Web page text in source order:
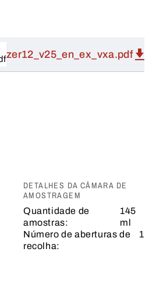
zer12_v25_en_ex_vxa.pdf
DETALHES DA CÂMARA DE
AMOSTRAGEM
Quantidade de
amostras:
145
ml
Número de aberturas de
recolha:
1